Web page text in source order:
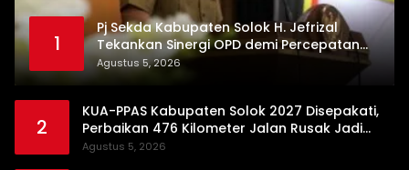
1
Pj Sekda Kabupaten Solok H. Jefrizal
Tekankan Sinergi OPD demi Percepatan
Pembangunan Daerah
Agustus 5, 2026
2
KUA-PPAS Kabupaten Solok 2027 Disepakati,
Perbaikan 476 Kilometer Jalan Rusak Jadi
Prioritas
Agustus 5, 2026